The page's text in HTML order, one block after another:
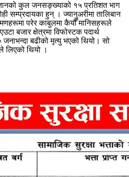
कुल जनसङ्ख्याको १५ प्रतिशत भाग
सम्प्रदायका हुन् । ज्यानुअरीमा तालिबान
परेर काबुलमा कैयौँ मानिसहरूले
बजार क्षेत्रमा विफोस्टक पदार्थ
बढीको मृत्यु भएको थियो। सो
लिएको थियो ।